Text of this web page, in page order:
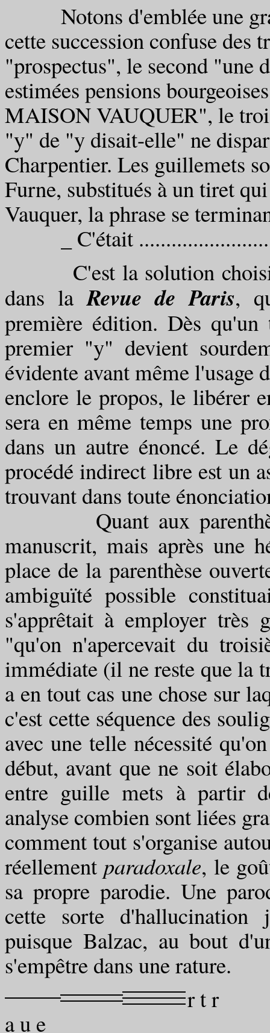
Notons d'emblée une
cette succession confuse
"prospectus", le second "une
estimées pensions
MAISON VAUQUER", le
"y" de "y disait-elle" ne
Charpentier. Les guillemets
Furne, substitués à un tiret
Vauquer, la phrase se
_ C'était
C'est la solution
dans laRevue de Paris,
première édition. Dès
premier "y" devient
évidente avant même
enclore le propos, le libérer
sera en même temps une
dans un autre énoncé. Le
procédé indirect libre est un
trouvant dans toute
Quant aux
manuscrit, mais après une
place de la parenthèse
ambiguïté possible
s'apprêtait à employer très
"qu'on n'apercevait du
immédiate (il ne reste que la
a en tout cas une chose sur
c'est cette séquence des
avec une telle nécessité
début, avant que ne soit
entre guille mets à partir
analyse combien sont liées
comment tout s'organise
réellement paradoxale, le
sa propre parodie. Une
cette sorte
puisque Balzac, au bout
s'empêtre dans une rature.
r t r
a u e